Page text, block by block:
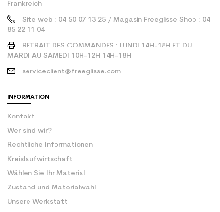
Frankreich
Site web : 04 50 07 13 25 / Magasin Freeglisse Shop : 04
85 22 11 04
RETRAIT DES COMMANDES : LUNDI 14H-18H ET DU
MARDI AU SAMEDI 10H-12H 14H-18H
serviceclient@freeglisse.com
INFORMATION
Kontakt
Wer sind wir?
Rechtliche Informationen
Kreislaufwirtschaft
Wählen Sie Ihr Material
Zustand und Materialwahl
Unsere Werkstatt